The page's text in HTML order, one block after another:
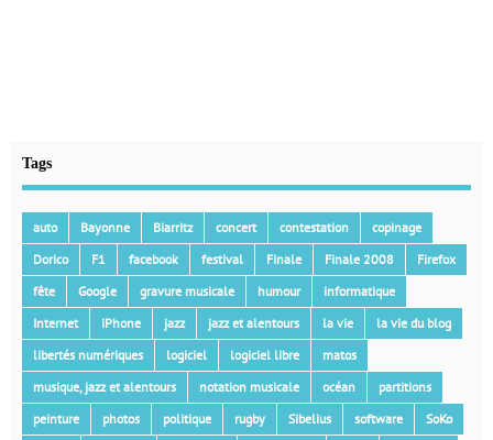
Tags
auto Bayonne Biarritz concert contestation
copinage
Dorico
F1 facebook festival Finale Finale 2008
Firefox
fête
Google gravure musicale humour
informatique
Internet
iPhone jazz jazz et alentours la vie
la vie du blog
libertés numériques
logiciel logiciel libre
matos
musique, jazz et alentours
notation musicale océan
partitions
peinture
photos politique rugby Sibelius software
SoKo